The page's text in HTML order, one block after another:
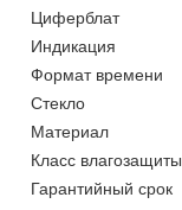
Циферблат
Индикация
Формат времени
Стекло
Материал
Класс влагозащиты
Гарантийный срок